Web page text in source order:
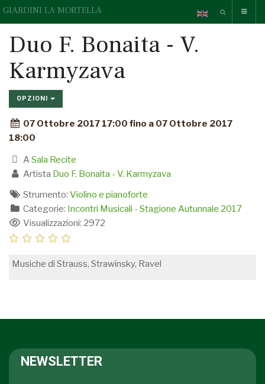
GIARDINI LA MORTELLA
Duo F. Bonaita - V.
Karmyzava
OPZIONI
07 Ottobre 2017 17:00 fino a 07 Ottobre 2017
18:00
A Sala Recite
Artista Duo F. Bonaita - V. Karmyzava
Strumento: Violino e pianoforte
Categorie: Incontri Musicali - Stagione Autunnale 2017
Visualizzazioni: 2972
Musiche di Strauss, Strawinsky, Ravel
NEWSLETTER